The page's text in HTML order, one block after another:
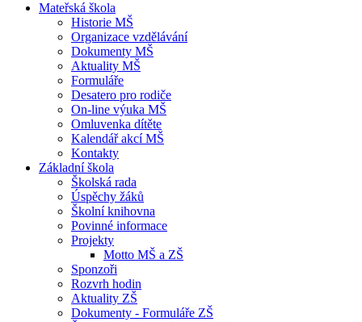
Mateřská škola
Historie MŠ
Organizace vzdělávání
Dokumenty MŠ
Aktuality MŠ
Formuláře
Desatero pro rodiče
On-line výuka MŠ
Omluvenka dítěte
Kalendář akcí MŠ
Kontakty
Základní škola
Školská rada
Úspěchy žáků
Školní knihovna
Povinné informace
Projekty
Motto MŠ a ZŠ
Sponzoři
Rozvrh hodin
Aktuality ZŠ
Dokumenty - Formuláře ZŠ